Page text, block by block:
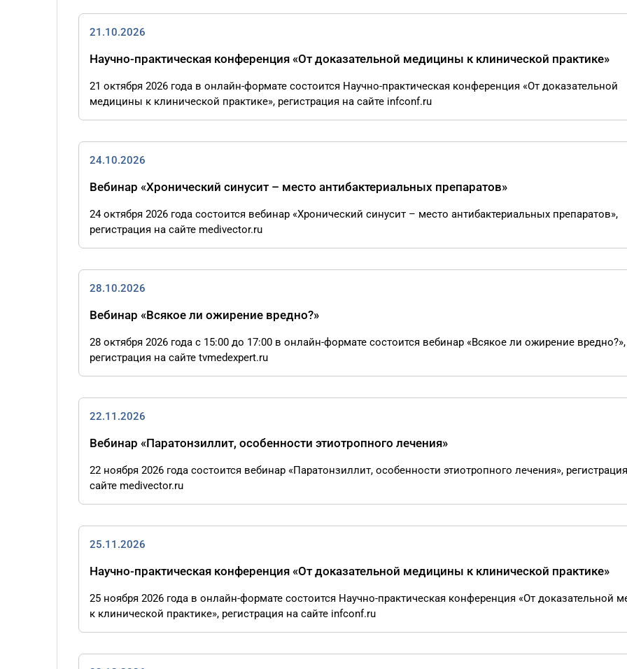
21.10.2026
Научно-практическая конференция «От доказательной медицины к клинической практике»
21 октября 2026 года в онлайн-формате состоится Научно-практическая конференция «От доказательной
медицины к клинической практике», регистрация на сайте infconf.ru
24.10.2026
Вебинар «Хронический синусит – место антибактериальных препаратов»
24 октября 2026 года состоится вебинар «Хронический синусит – место антибактериальных препаратов»,
регистрация на сайте medivector.ru
28.10.2026
Вебинар «Всякое ли ожирение вредно?»
28 октября 2026 года с 15:00 до 17:00 в онлайн-формате состоится вебинар «Всякое ли ожирение вредно?»,
регистрация на сайте tvmedexpert.ru
22.11.2026
Вебинар «Паратонзиллит, особенности этиотропного лечения»
22 ноября 2026 года состоится вебинар «Паратонзиллит, особенности этиотропного лечения»,
сайте medivector.ru
25.11.2026
Научно-практическая конференция «От доказательной медицины к клинической практике»
25 ноября 2026 года в онлайн-формате состоится Научно-практическая конференция «От доказательной
к клинической практике», регистрация на сайте infconf.ru